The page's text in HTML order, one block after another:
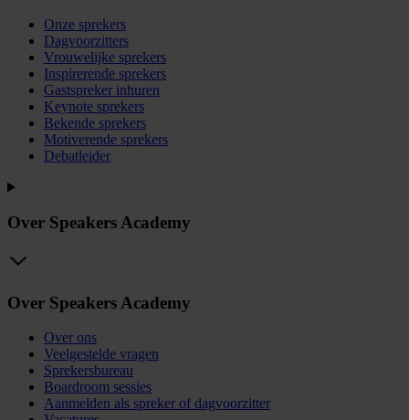
Onze sprekers
Dagvoorzitters
Vrouwelijke sprekers
Inspirerende sprekers
Gastspreker inhuren
Keynote sprekers
Bekende sprekers
Motiverende sprekers
Debatleider
Over Speakers Academy
Over Speakers Academy
Over ons
Veelgestelde vragen
Sprekersbureau
Boardroom sessies
Aanmelden als spreker of dagvoorzitter